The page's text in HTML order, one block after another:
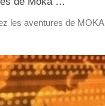
les aventures de MOKA